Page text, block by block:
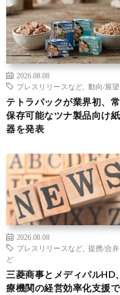
2026.08.08
プレスリリースなど
動向/展望
テトラパックが業界初、
保存可能なツナ製品向け
器を発表
2026.08.08
プレスリリースなど
提携/合弁
ど
三菱商事とメディパルHD
療機関の経営効率化支援